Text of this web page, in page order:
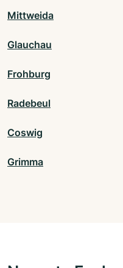
Mittweida
Glauchau
Frohburg
Radebeul
Coswig
Grimma